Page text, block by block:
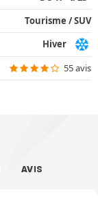
Tourisme / SUV
Hiver
55 avis
AVIS